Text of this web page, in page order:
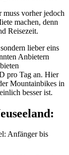
muss vorher jedoch
machen, denn
Reisezeit.
lieber eins
Anbietern
pro Tag an. Hier
Mountainbikes in
besser ist.
Anfänger bis